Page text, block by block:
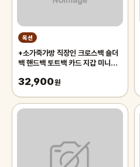
옥션
+소가죽가방 직장인 크로스백 숄더
백 핸드백 토트백 카드 지갑 미니백
32,900원